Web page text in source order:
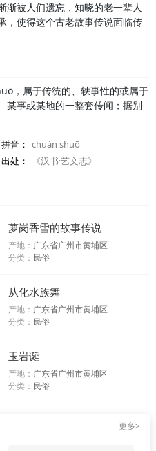
渐被人们遗忘，知晓的老一辈人
，使得这个古老故事传说面临传
，属于传统的、轶事性的或属于
某事或某地的一整套传闻；据别
拼音： chuán shuō
出处： 《汉书·艺文志》
萝岗香雪的故事传说
产地： 广东省广州市黄埔区
分类： 民俗
从化水族舞
产地： 广东省广州市黄埔区
分类： 民俗
玉岩诞
产地： 广东省广州市黄埔区
分类： 民俗
更多>